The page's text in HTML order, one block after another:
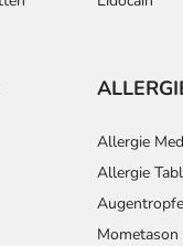
Allergie
Allergie
Mometason